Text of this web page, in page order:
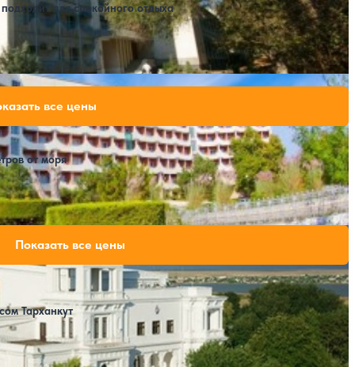
для спокойного отдыха
от моря
Расстояние до пляжа: 100-300 метров.
60,620 ₽
все цены
Тарханкут
Расстояние до пляжа: 20-600 метров.
Показать все цены